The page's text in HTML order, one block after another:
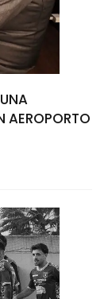
AEROPORTO